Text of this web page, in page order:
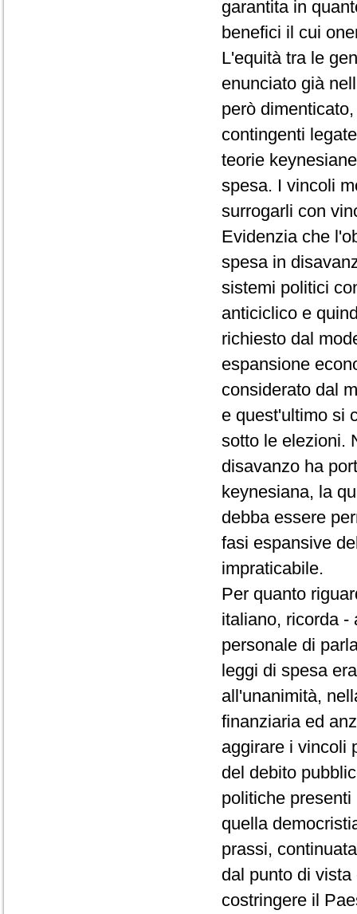
garantita in
benefici il cui
L'equità tra le
enunciato già
però
contingenti
teorie
spesa. I vincoli
surrogarli con
Evidenzia che
spesa in
sistemi politici
anticiclico e
richiesto dal
espansione
considerato dal
e quest'ultimo si
sotto le elezioni.
disavanzo ha
keynesiana, la
debba essere
fasi espansive
impraticabile.
Per quanto
italiano, ricorda -
personale di
leggi di spesa
all'unanimità,
finanziaria ed
aggirare i vincoli
del debito
politiche
quella
prassi,
dal punto di
costringere il